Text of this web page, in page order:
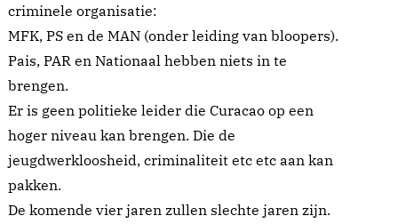
criminele organisatie:
MFK, PS en de MAN (onder leiding van bloopers).
Pais, PAR en Nationaal hebben niets in te
brengen.
Er is geen politieke leider die Curacao op een
hoger niveau kan brengen. Die de
jeugdwerkloosheid, criminaliteit etc etc aan kan
pakken.
De komende vier jaren zullen slechte jaren zijn.